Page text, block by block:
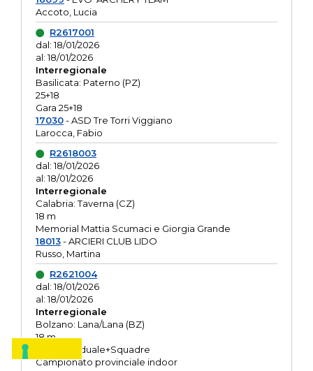
Accoto, Lucia
R2617001
dal: 18/01/2026
al: 18/01/2026
Interregionale
Basilicata: Paterno (PZ)
25+18
Gara 25+18
17030- ASD Tre Torri Viggiano
Larocca, Fabio
R2618003
dal: 18/01/2026
al: 18/01/2026
Interregionale
Calabria: Taverna (CZ)
18 m
Memorial Mattia Scumaci e Giorgia Grande
18013- ARCIERI CLUB LIDO
Russo, Martina
R2621004
dal: 18/01/2026
al: 18/01/2026
Interregionale
Bolzano: Lana/Lana (BZ)
18 m
O.R. Individuale+Squadre
Campionato provinciale indoor